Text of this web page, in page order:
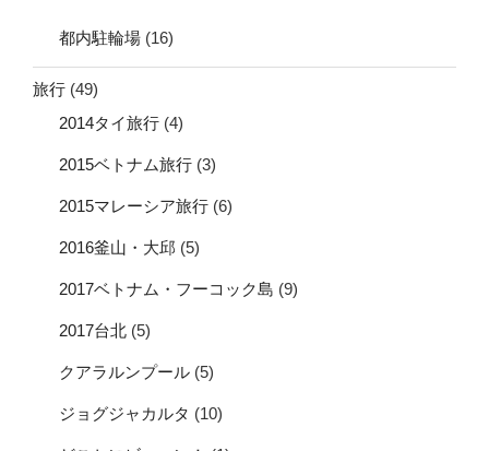
都内駐輪場 (16)
旅行 (49)
2014タイ旅行 (4)
2015ベトナム旅行 (3)
2015マレーシア旅行 (6)
2016釜山・大邱 (5)
2017ベトナム・フーコック島 (9)
2017台北 (5)
クアラルンプール (5)
ジョグジャカルタ (10)